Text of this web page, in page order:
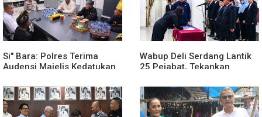
Si" Bara: Polres Terima
Audensi Majelis Kedatukan
Wabup Deli Serdang Lantik
25 Pejabat, Tekankan
Cepat dan Humanis